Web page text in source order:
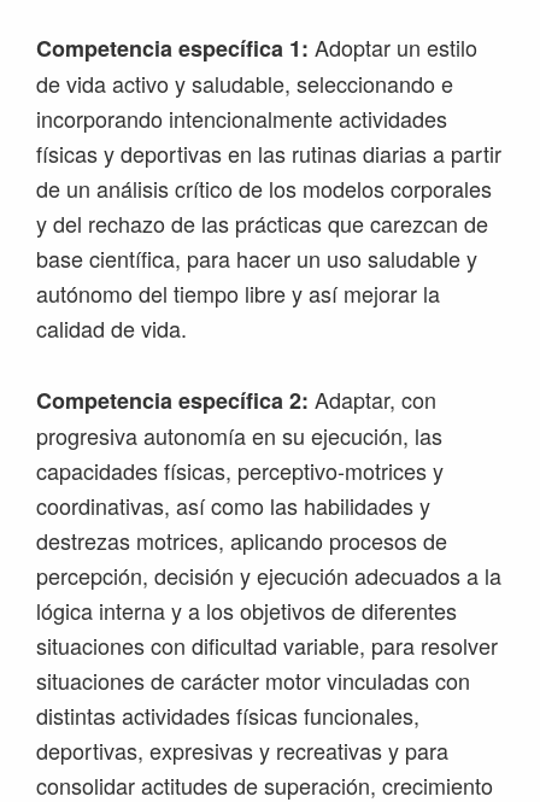
Competencia específica 1: Adoptar un estilo
de vida activo y saludable, seleccionando e
incorporando intencionalmente actividades
físicas y deportivas en las rutinas diarias a partir
de un análisis crítico de los modelos corporales
y del rechazo de las prácticas que carezcan de
base científica, para hacer un uso saludable y
autónomo del tiempo libre y así mejorar la
calidad de vida.
Competencia específica 2: Adaptar, con
progresiva autonomía en su ejecución, las
capacidades físicas, perceptivo-motrices y
coordinativas, así como las habilidades y
destrezas motrices, aplicando procesos de
percepción, decisión y ejecución adecuados a la
lógica interna y a los objetivos de diferentes
situaciones con dificultad variable, para resolver
situaciones de carácter motor vinculadas con
distintas actividades físicas funcionales,
deportivas, expresivas y recreativas y para
consolidar actitudes de superación, crecimiento